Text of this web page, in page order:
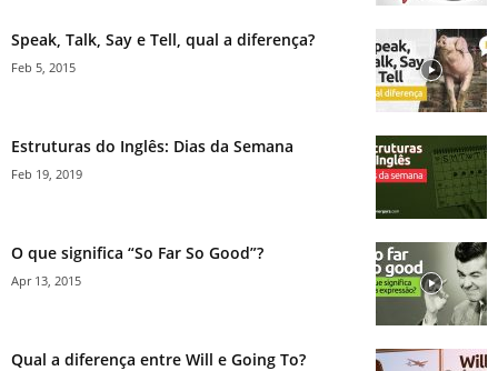
Speak, Talk, Say e Tell, qual a diferença?
Feb 5, 2015
Estruturas do Inglês: Dias da Semana
Feb 19, 2019
O que significa “So Far So Good”?
Apr 13, 2015
Qual a diferença entre Will e Going To?